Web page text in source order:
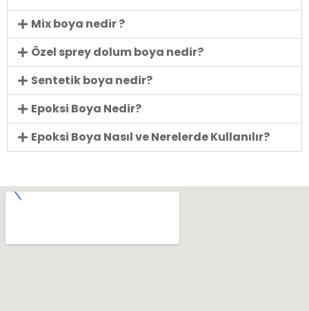
Mix boya nedir ?
Özel sprey dolum boya nedir?
Sentetik boya nedir?
Epoksi Boya Nedir?
Epoksi Boya Nasıl ve Nerelerde Kullanılır?